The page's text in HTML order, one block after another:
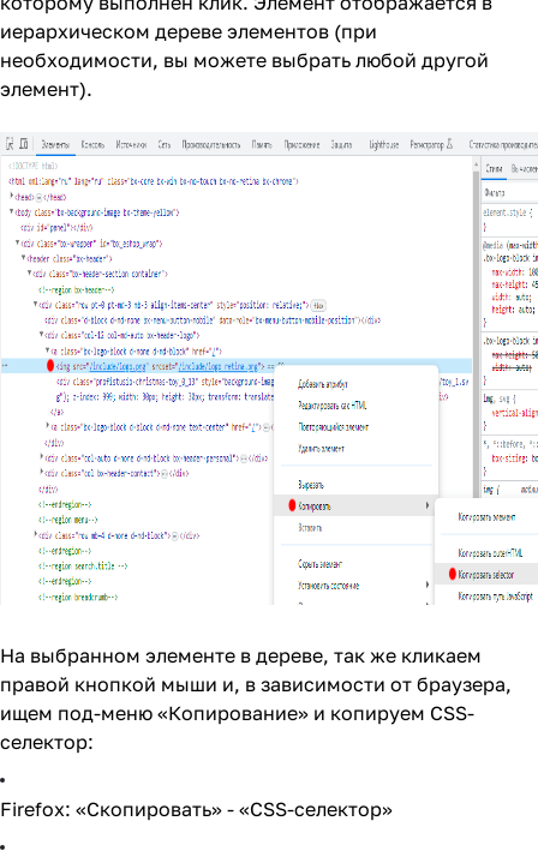
иерархическом дереве элементов (при
необходимости, вы можете выбрать любой другой
элемент).
На выбранном элементе в дереве, так же кликаем
правой кнопкой мыши и, в зависимости от браузера,
ищем под-меню «Копирование» и копируем CSS-
селектор:
Firefox: «Скопировать» - «CSS-селектор»